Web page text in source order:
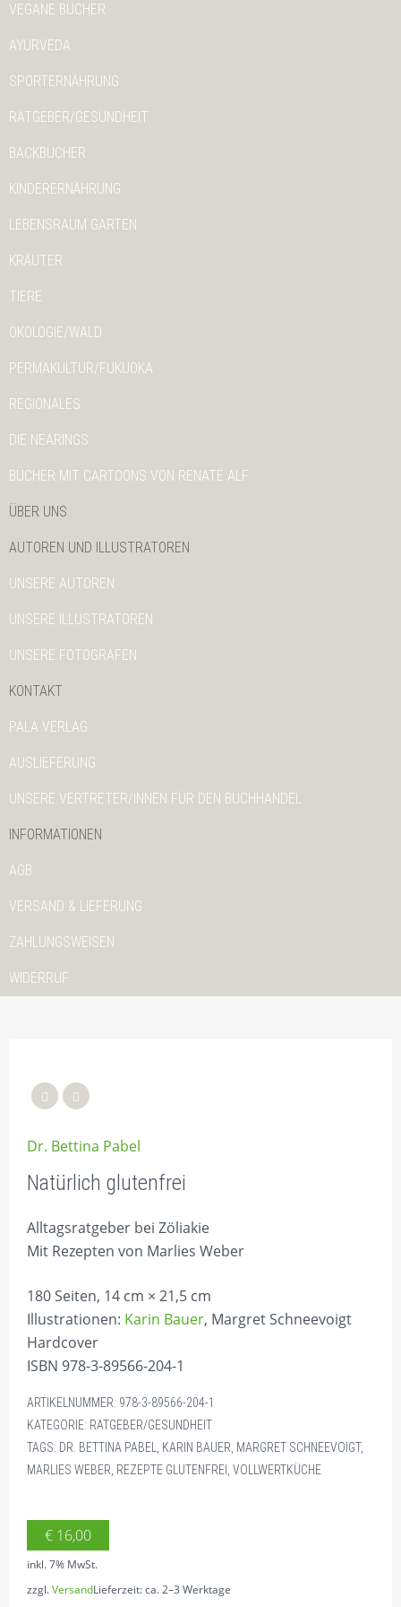
VEGANE BÜCHER
AYURVEDA
SPORTERNÄHRUNG
RATGEBER/GESUNDHEIT
BACKBÜCHER
KINDERERNÄHRUNG
LEBENSRAUM GARTEN
KRÄUTER
TIERE
ÖKOLOGIE/WALD
PERMAKULTUR/FUKUOKA
REGIONALES
DIE NEARINGS
BÜCHER MIT CARTOONS VON RENATE ALF
ÜBER UNS
AUTOREN UND ILLUSTRATOREN
UNSERE AUTOREN
UNSERE ILLUSTRATOREN
UNSERE FOTOGRAFEN
KONTAKT
PALA VERLAG
AUSLIEFERUNG
UNSERE VERTRETER/INNEN FÜR DEN BUCHHANDEL
INFORMATIONEN
AGB
VERSAND & LIEFERUNG
ZAHLUNGSWEISEN
WIDERRUF
Dr. Bettina Pabel
Natürlich glutenfrei
Alltagsratgeber bei Zöliakie
Mit Rezepten von Marlies Weber
180 Seiten, 14 cm × 21,5 cm
Illustrationen: Karin Bauer, Margret Schneevoigt
Hardcover
ISBN 978-3-89566-204-1
ARTIKELNUMMER: 978-3-89566-204-1
KATEGORIE: RATGEBER/GESUNDHEIT
TAGS: DR. BETTINA PABEL KARIN BAUER MARGRET SCHNEEVOIGT,
MARLIES WEBER REZEPTE GLUTENFREI VOLLWERTKÜCHE
€ 16,00
inkl. 7% MwSt.
zzgl.VersandLieferzeit: ca. 2–3 Werktage